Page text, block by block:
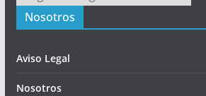
Nosotros
Aviso Legal
Nosotros